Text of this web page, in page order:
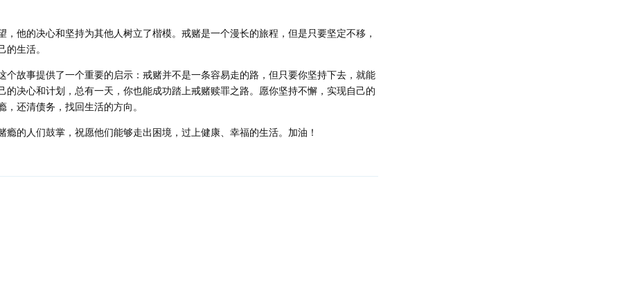
他的决心和坚持为其他人树立了楷模。戒赌是一个漫长的旅程，但是只要坚定不移，
生活。
个故事提供了一个重要的启示：戒赌并不是一条容易走的路，但只要你坚持下去，就能
的决心和计划，总有一天，你也能成功踏上戒赌赎罪之路。愿你坚持不懈，实现自己的
还清债务，找回生活的方向。
的人们鼓掌，祝愿他们能够走出困境，过上健康、幸福的生活。加油！